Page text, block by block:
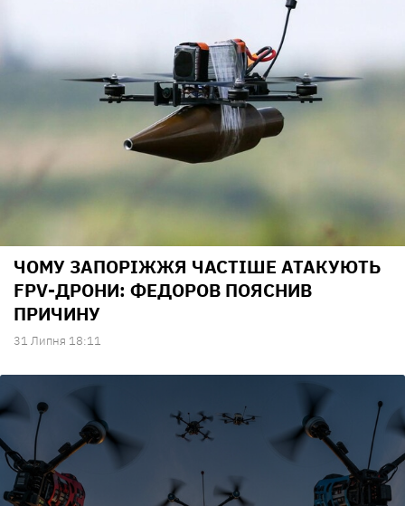
ЧОМУ ЗАПОРІЖЖЯ ЧАСТІШЕ АТАКУЮТЬ
FPV-ДРОНИ: ФЕДОРОВ ПОЯСНИВ
ПРИЧИНУ
31 Липня 18:11